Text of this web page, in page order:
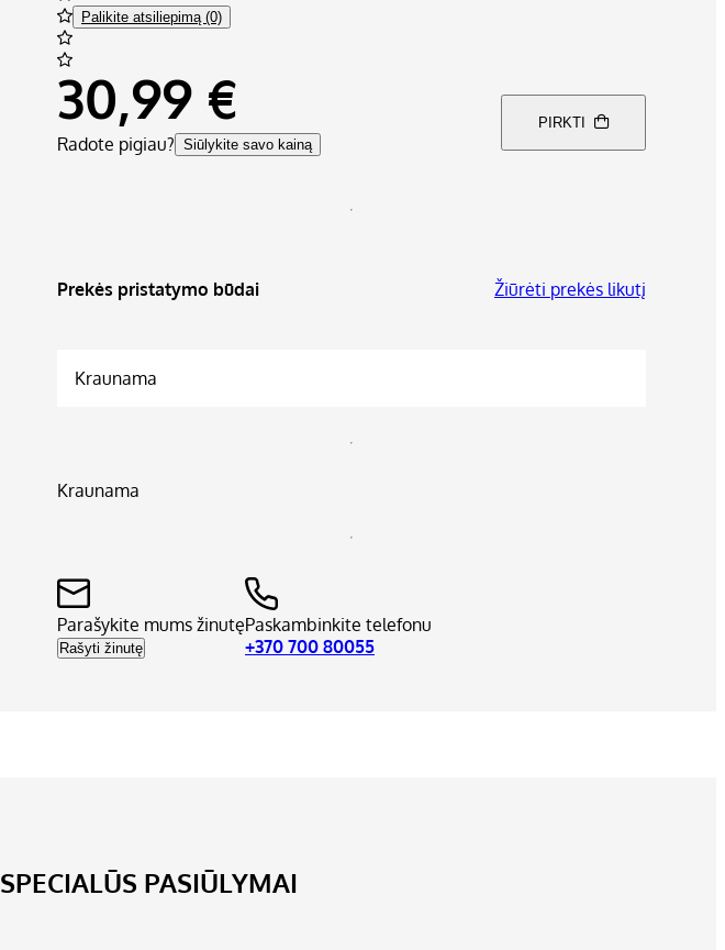
Palikite atsiliepimą (0)
30,99 €
Radote pigiau? Siūlykite savo kainą
PIRKTI
Prekės pristatymo būdai Žiūrėti prekės likutį
Kraunama
Kraunama
Parašykite mums žinutę
Rašyti žinutę
Paskambinkite telefonu
+370 700 80055
SPECIALŪS PASIŪLYMAI